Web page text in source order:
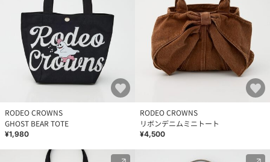
RODEO CROWNS
GHOST BEAR TOTE
¥1,980
RODEO CROWNS
リボンデニムミニトート
¥4,500